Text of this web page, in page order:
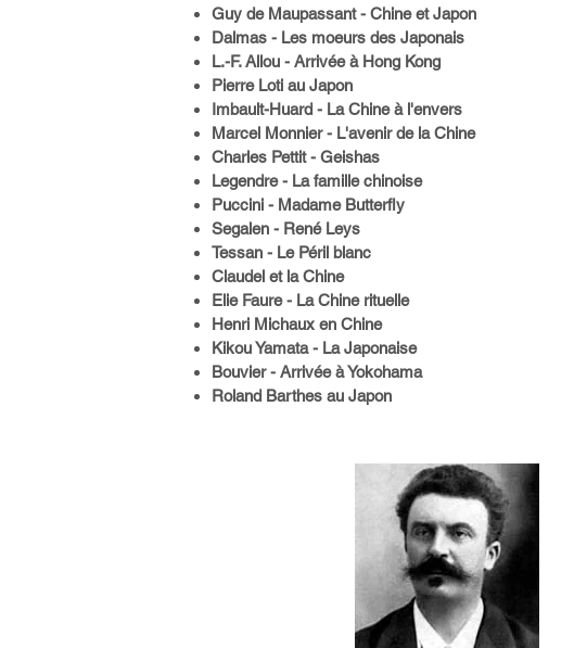
Guy de Maupassant - Chine et Japon
Dalmas - Les moeurs des Japonais
L.-F. Allou - Arrivée à Hong Kong
Pierre Loti au Japon
Imbault-Huard - La Chine à l'envers
Marcel Monnier - L'avenir de la Chine
Charles Pettit - Geishas
Legendre - La famille chinoise
Puccini - Madame Butterfly
Segalen - René Leys
Tessan - Le Péril blanc
Claudel et la Chine
Elie Faure - La Chine rituelle
Henri Michaux en Chine
Kikou Yamata - La Japonaise
Bouvier - Arrivée à Yokohama
Roland Barthes au Japon